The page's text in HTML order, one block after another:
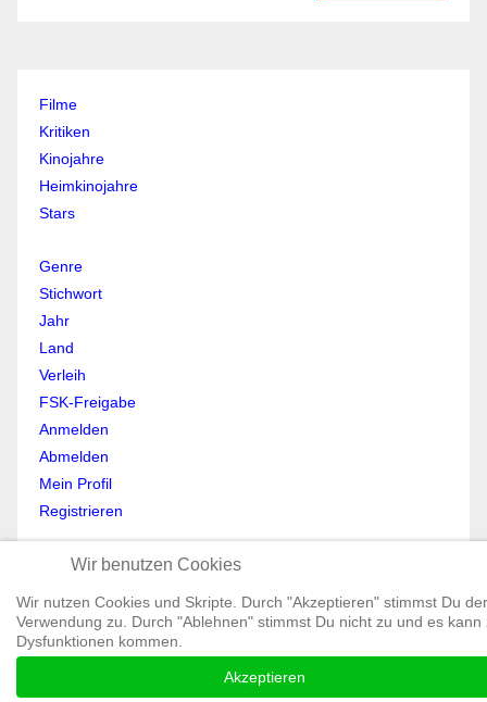
Filme
Kritiken
Kinojahre
Heimkinojahre
Stars
Genre
Stichwort
Jahr
Land
Verleih
FSK-Freigabe
Anmelden
Abmelden
Mein Profil
Registrieren
Datenschutz
AGB
Wir benutzen Cookies
Wir nutzen Cookies und Skripte. Durch "Akzeptieren" stimmst Du der
Verwendung zu. Durch "Ablehnen" stimmst Du nicht zu und es kann
Dysfunktionen kommen.
Akzeptieren